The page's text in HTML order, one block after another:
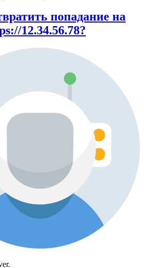
попадание на
12.34.56.78?